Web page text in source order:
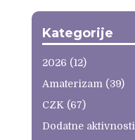
Kategorije
2026 (12)
Amaterizam (39)
CZK (67)
Dodatne aktivnosti